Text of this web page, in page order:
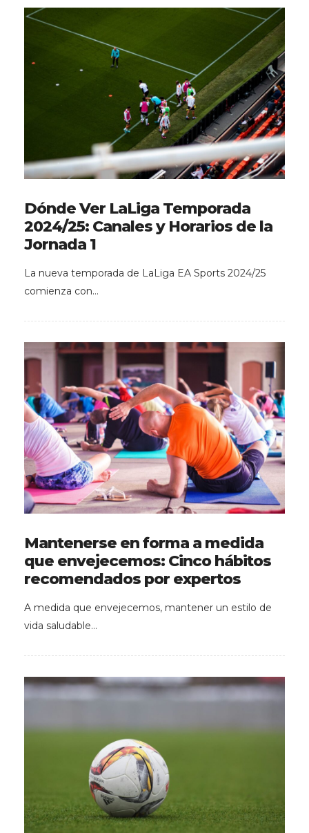
Dónde Ver LaLiga Temporada
2024/25: Canales y Horarios de la
Jornada 1
La nueva temporada de LaLiga EA Sports 2024/25
comienza con…
Mantenerse en forma a medida
que envejecemos: Cinco hábitos
recomendados por expertos
A medida que envejecemos, mantener un estilo de
vida saludable…